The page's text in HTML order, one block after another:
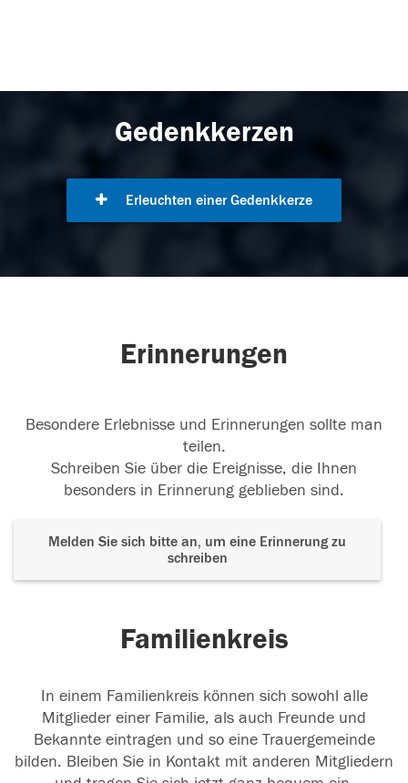
Gedenkkerzen
Erleuchten einer Gedenkkerze
Erinnerungen
Besondere Erlebnisse und Erinnerungen sollte man
teilen.
Schreiben Sie über die Ereignisse, die Ihnen
besonders in Erinnerung geblieben sind.
Melden Sie sich bitte an, um eine Erinnerung zu
schreiben
Familienkreis
In einem Familienkreis können sich sowohl alle
Mitglieder einer Familie, als auch Freunde und
Bekannte eintragen und so eine Trauergemeinde
bilden. Bleiben Sie in Kontakt mit anderen Mitgliedern